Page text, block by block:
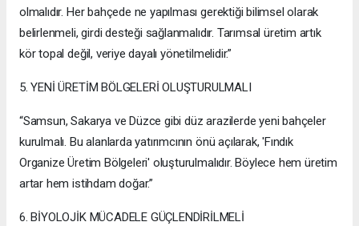
olmalıdır. Her bahçede ne yapılması gerektiği bilimsel olarak
belirlenmeli, girdi desteği sağlanmalıdır. Tarımsal üretim artık
kör topal değil, veriye dayalı yönetilmelidir.”
5. YENİ ÜRETİM BÖLGELERİ OLUŞTURULMALI
“Samsun, Sakarya ve Düzce gibi düz arazilerde yeni bahçeler
kurulmalı. Bu alanlarda yatırımcının önü açılarak, 'Fındık
Organize Üretim Bölgeleri' oluşturulmalıdır. Böylece hem üretim
artar hem istihdam doğar.”
6. BİYOLOJİK MÜCADELE GÜÇLENDİRİLMELİ